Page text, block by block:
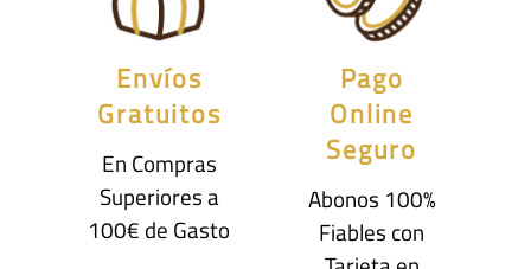
Envíos
Gratuitos
En Compras
Superiores a
100€ de Gasto
Pago
Online
Seguro
Abonos 100%
Fiables con